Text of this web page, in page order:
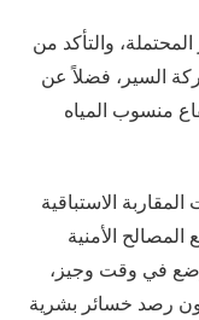
والتأكد من
السير، فضلاً عن
منسوب المياه
الاستباقية
الأمنية
في وقت وجيز،
رصد خسائر بشرية